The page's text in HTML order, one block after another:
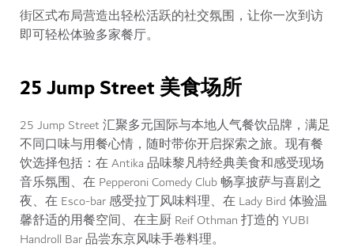
街区式布局营造出轻松活跃的社交氛围，让你一次到访
即可轻松体验多家餐厅。
25 Jump Street 美食场所
25 Jump Street 汇聚多元国际与本地人气餐饮品牌，满足
不同口味与用餐心情，随时带你开启探索之旅。现有餐
饮选择包括：在 Antika 品味黎凡特经典美食和感受现场
音乐氛围、在 Pepperoni Comedy Club 畅享披萨与喜剧之
夜、在 Esco-bar 感受拉丁风味料理、在 Lady Bird 体验温
馨舒适的用餐空间、在主厨 Reif Othman 打造的 YUBI
Handroll Bar 品尝东京风味手卷料理。